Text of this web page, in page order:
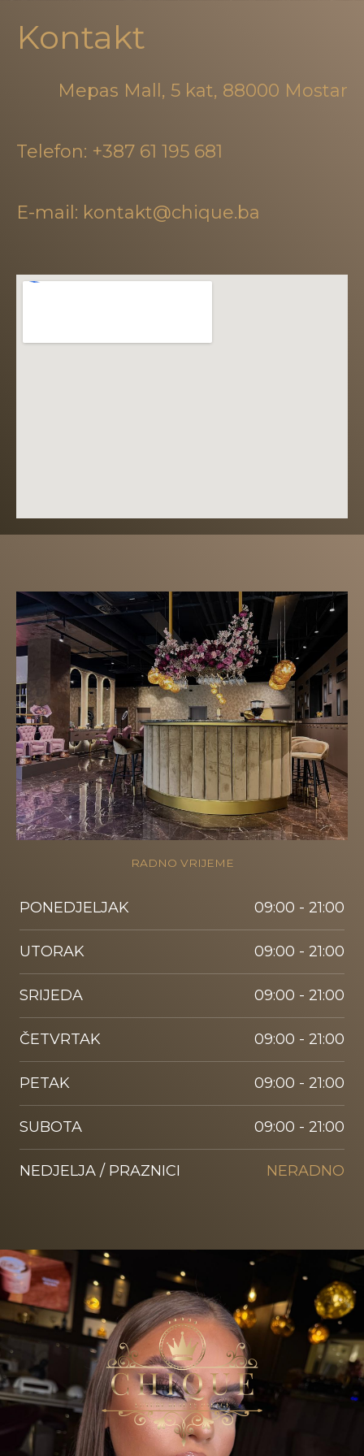
Kontakt
Mepas Mall, 5 kat, 88000 Mostar
Telefon: +387 61 195 681
E-mail: kontakt@chique.ba
RADNO VRIJEME
PONEDJELJAK 09:00 - 21:00
UTORAK 09:00 - 21:00
SRIJEDA 09:00 - 21:00
ČETVRTAK 09:00 - 21:00
PETAK 09:00 - 21:00
SUBOTA 09:00 - 21:00
NEDJELJA / PRAZNICI NERADNO